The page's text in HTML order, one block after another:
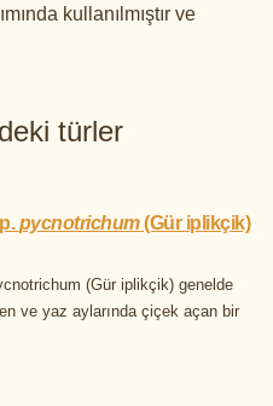
kullanılmıştır ve
türler
pycnotrichum(Gür iplikçik)
(Gür iplikçik) genelde
ve yaz aylarında çiçek açan bir